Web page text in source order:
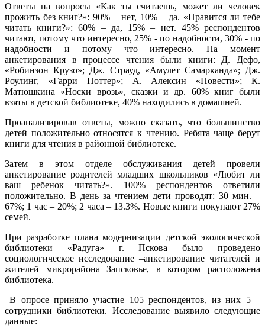
Ответы на вопросы «Как ты считаешь, может ли человек
прожить без книг?»: 90% ‒ нет, 10% – да. «Нравится ли тебе
читать книги?»: 60% – да, 15% – нет. 45% респондентов
читают, потому что интересно, 25% - по надобности, 30% - по
надобности и потому что интересно. На момент
анкетирования в процессе чтения были книги: Д. Дефо,
«Робинзон Крузо»; Дж. Страуд, «Амулет Самарканда»; Дж.
Роулинг, «Гарри Поттер»; А. Алексин «Повести»; К.
Матюшкина «Носки врозь», сказки и др. 60% книг были
взяты в детской библиотеке, 40% находились в домашней.
Проанализировав ответы, можно сказать, что большинство
детей положительно относятся к чтению. Ребята чаще берут
книги для чтения в районной библиотеке.
Затем в этом отделе обслуживания детей провели
анкетирование родителей младших школьников «Любит ли
ваш ребенок читать?». 100% респондентов ответили
положительно. В день за чтением дети проводят: 30 мин. ‒
67%; 1 час – 20%; 2 часа ‒ 13.3%. Новые книги покупают 27%
семей.
При разработке плана модернизации детской экологической
библиотеки «Радуга» г. Пскова было проведено
социологическое исследование –анкетирование читателей и
жителей микрорайона Запсковье, в котором расположена
библиотека.
В опросе приняло участие 105 респондентов, из них 5 –
сотрудники библиотеки. Исследование выявило следующие
данные: